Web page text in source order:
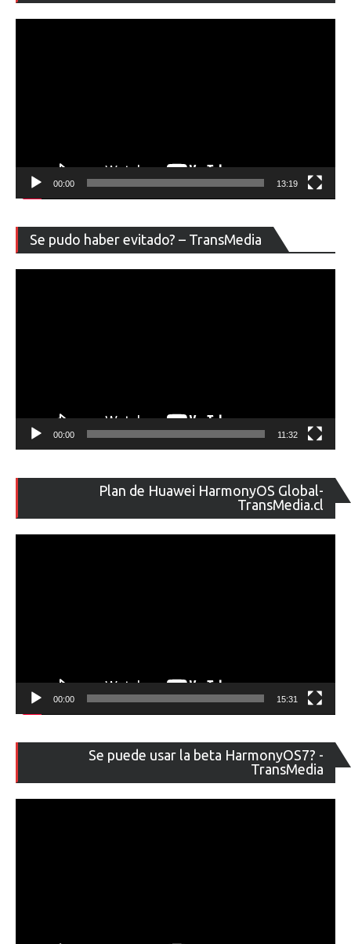
00:00 13:19
Se pudo haber evitado? – TransMedia
de
00:00 11:32
Plan de Huawei HarmonyOS Global-
TransMedia.cl
de
00:00 15:31
Se puede usar la beta HarmonyOS7? -
TransMedia
de